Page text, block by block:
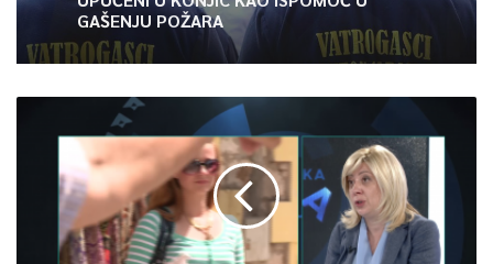
UPUĆENI U KONJIC KAO ISPOMOĆ U
GAŠENJU POŽARA
džamiji: U sklopu manifestacije
„Odbrana BiH – Igman 2026“ odana
počast herojima